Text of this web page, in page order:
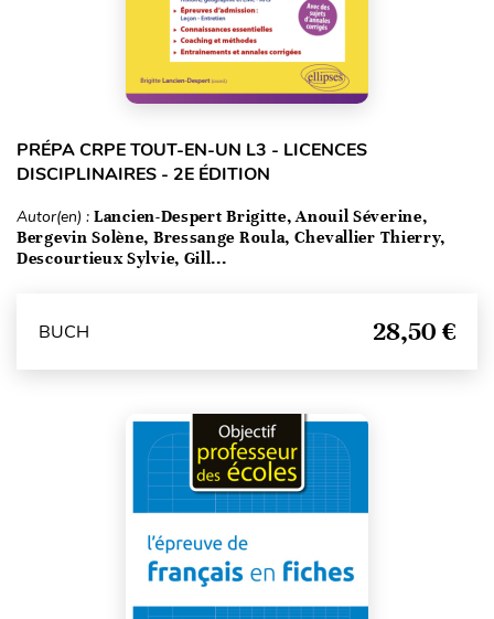
PRÉPA CRPE TOUT-EN-UN L3 - LICENCES
DISCIPLINAIRES - 2E ÉDITION
Autor(en) : Lancien-Despert Brigitte, Anouil Séverine,
Bergevin Solène, Bressange Roula, Chevallier Thierry,
Descourtieux Sylvie, Gill...
BUCH 28,50 €